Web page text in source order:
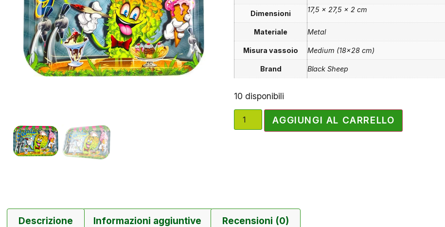
Dimensioni 17,5 × 27,5 × 2 cm
Materiale Metal
Misura vassoio Medium (18×28 cm)
Brand Black Sheep
10 disponibili
AGGIUNGI AL CARRELLO
Descrizione Informazioni aggiuntive Recensioni (0)